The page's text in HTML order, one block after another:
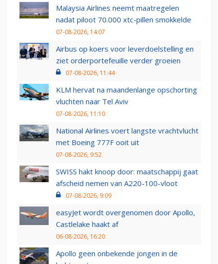
Malaysia Airlines neemt maatregelen
nadat piloot 70.000 xtc-pillen smokkelde
07-08-2026, 14:07
Airbus op koers voor leverdoelstelling en
ziet orderportefeuille verder groeien
07-08-2026, 11:44
KLM hervat na maandenlange opschorting
vluchten naar Tel Aviv
07-08-2026, 11:10
National Airlines voert langste vrachtvlucht
met Boeing 777F ooit uit
07-08-2026, 9:52
SWISS hakt knoop door: maatschappij gaat
afscheid nemen van A220-100-vloot
07-08-2026, 9:09
easyJet wordt overgenomen door Apollo,
Castlelake haakt af
06-08-2026, 16:20
Apollo geen onbekende jongen in de